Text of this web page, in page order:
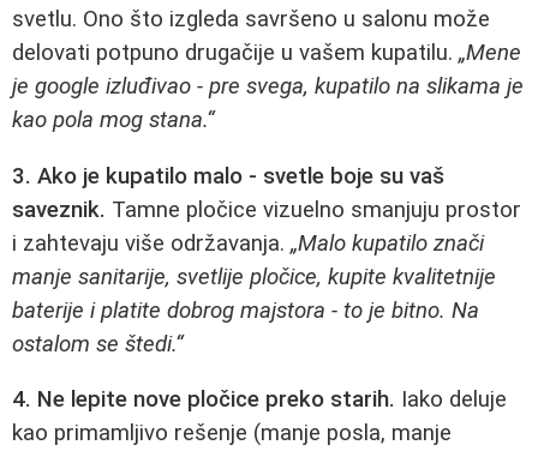
svetlu. Ono što izgleda savršeno u salonu može
delovati potpuno drugačije u vašem kupatilu. „Mene
je google izluđivao - pre svega, kupatilo na slikama je
kao pola mog stana.“
3. Ako je kupatilo malo - svetle boje su vaš
saveznik. Tamne pločice vizuelno smanjuju prostor
i zahtevaju više održavanja. „Malo kupatilo znači
manje sanitarije, svetlije pločice, kupite kvalitetnije
baterije i platite dobrog majstora - to je bitno. Na
ostalom se štedi.“
4. Ne lepite nove pločice preko starih. Iako deluje
kao primamljivo rešenje (manje posla, manje